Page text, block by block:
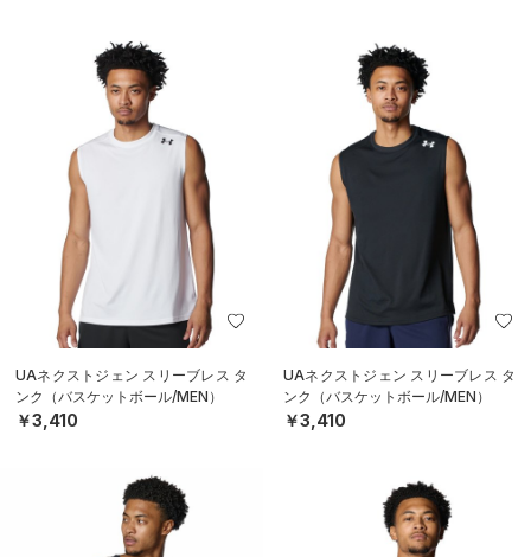
UAネクストジェン スリーブレス タ
ンク（バスケットボール/MEN）
￥3,410
UAネクストジェン スリーブレス タ
ンク（バスケットボール/MEN）
￥3,410